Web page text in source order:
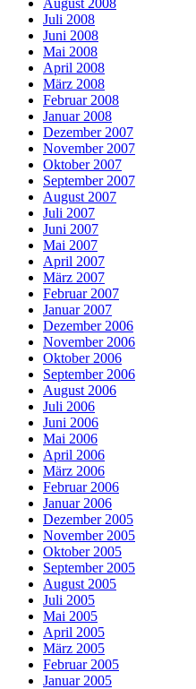
August 2008
Juli 2008
Juni 2008
Mai 2008
April 2008
März 2008
Februar 2008
Januar 2008
Dezember 2007
November 2007
Oktober 2007
September 2007
August 2007
Juli 2007
Juni 2007
Mai 2007
April 2007
März 2007
Februar 2007
Januar 2007
Dezember 2006
November 2006
Oktober 2006
September 2006
August 2006
Juli 2006
Juni 2006
Mai 2006
April 2006
März 2006
Februar 2006
Januar 2006
Dezember 2005
November 2005
Oktober 2005
September 2005
August 2005
Juli 2005
Mai 2005
April 2005
März 2005
Februar 2005
Januar 2005